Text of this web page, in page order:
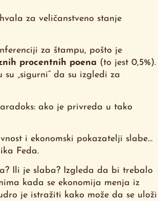
za veličanstveno stanje
za štampu, pošto je
procentnih poena (to jest 0,5%).
su „sigurni“ da su izgledi za
ako je privreda u tako
i ekonomski pokazatelji slabe…
Feda.
Ili je slaba? Izgleda da bi trebalo
kada se ekonomija menja iz
je istražiti kako može da se uloži